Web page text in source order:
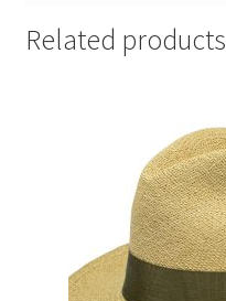
Related products